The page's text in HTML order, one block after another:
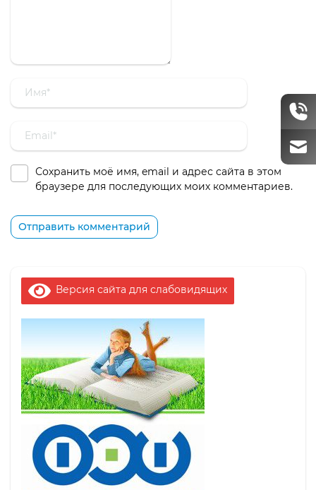
Сохранить моё имя, email и адрес сайта в этом
браузере для последующих моих комментариев.
Версия сайта для слабовидящих